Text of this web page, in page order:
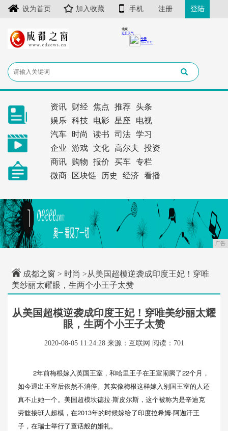
设为首页 加入收藏 手机 注册 登陆
资讯 财经 焦点 推荐
头条
娱乐
科技 电影 星座
电视
汽车
时尚 读书 司法
学习
企业
游戏 文化 高尔夫
投资
商讯
购物 报价 买车
专栏
微商
区块链 历史 经济 看播
广告
成都之窗 > 时尚 >从美国超模逆袭成印度王妃！穿唯
美纱丽太耀眼，生两个小王子太赞
从美国超模逆袭成印度王妃！穿唯美纱丽太耀
眼，生两个小王子太赞
2020-08-05 11:24:28 来源：互联网 阅读：701
2年前梅根嫁入英国王室，和哈里王子在王室闹腾了22个月，
如今退出王室后依然不消停。其实像梅根这样嫁入别国王室的人还
真不止她一个。美国超模坎德拉·斯皮尔斯，这个被称为是辛迪克
劳馥接班人超模，在2013年的时候嫁给了印度拉希姆·阿迦汗王
子，在瑞士举行了童话般的婚礼。